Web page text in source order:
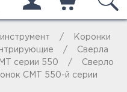
Коронки
Сверла
серии 550
Сверло
СМТ 550-й серии